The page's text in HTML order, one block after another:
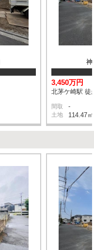
神
3,450万円
北茅ケ崎駅 徒
間取 -
土地 114.47㎡